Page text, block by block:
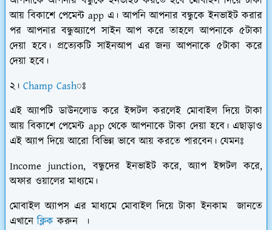
আয় বিকাশে পেমেন্ট app এ। আপনি আপনার বন্ধুকে ইনভাইট করার
পর আপনার বন্ধুঅ্যাপে সাইন আপ করে তাহলে আপনাকে ৫টাকা
দেয়া হবে। প্রত্যেকটি সাইনআপ এর জন্য আপনাকে ৫টাকা করে
দেয়া হবে।
২। Champ Cashঃ
এই অ্যাপটি ডাউনলোড করে ইন্সটল করলেই মোবাইল দিয়ে টাকা
আয় বিকাশে পেমেন্ট app থেকে আপনাকে টাকা দেয়া হবে। এছাড়াও
এই অ্যাপ দিয়ে আরো বিভিন্ন ভাবে আয় করতে পারবেন। যেমনঃ
Income junction, বন্ধুদের ইনভাইট করে, অ্যাপ ইন্সটল করে,
অফার ওয়ালের মাধ্যমে।
মোবাইল অ্যাপস এর মাধ্যমে মোবাইল দিয়ে টাকা ইনকাম জানতে
এখানেক্লিক করুন ।